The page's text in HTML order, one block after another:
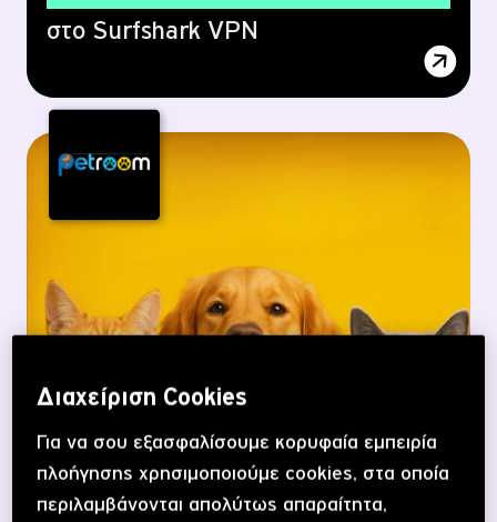
στο Surfshark VPN
5€ έκπτωση
Διαχείριση Cookies
Για να σου εξασφαλίσουμε κορυφαία εμπειρία
πλοήγησης χρησιμοποιούμε cookies, στα οποία
περιλαμβάνονται απολύτως απαραίτητα,